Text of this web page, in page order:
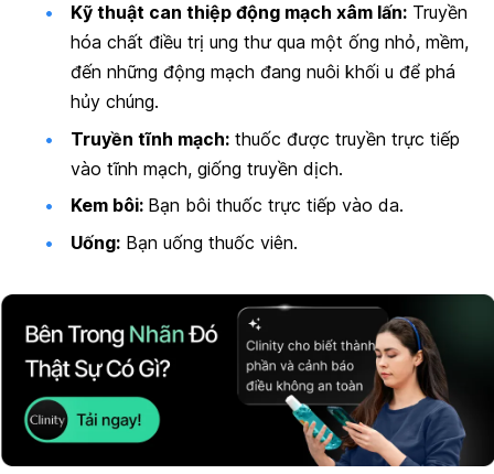
Kỹ thuật can thiệp động mạch xâm lấn: Truyền
hóa chất điều trị ung thư qua một ống nhỏ, mềm,
đến những động mạch đang nuôi khối u để phá
hủy chúng.
Truyền tĩnh mạch: thuốc được truyền trực tiếp
vào tĩnh mạch, giống truyền dịch.
Kem bôi: Bạn bôi thuốc trực tiếp vào da.
Uống: Bạn uống thuốc viên.